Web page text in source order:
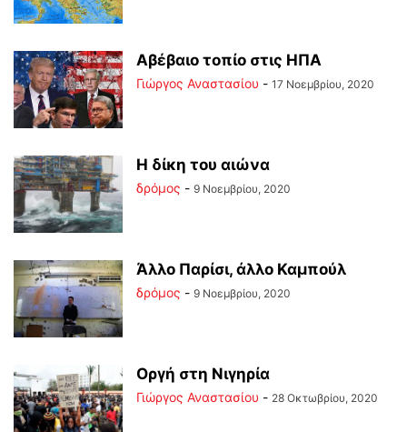
Αβέβαιο τοπίο στις ΗΠΑ
Γιώργος Αναστασίου - 17 Νοεμβρίου, 2020
Η δίκη του αιώνα
δρόμος - 9 Νοεμβρίου, 2020
Άλλο Παρίσι, άλλο Καμπούλ
δρόμος - 9 Νοεμβρίου, 2020
Οργή στη Νιγηρία
Γιώργος Αναστασίου - 28 Οκτωβρίου, 2020